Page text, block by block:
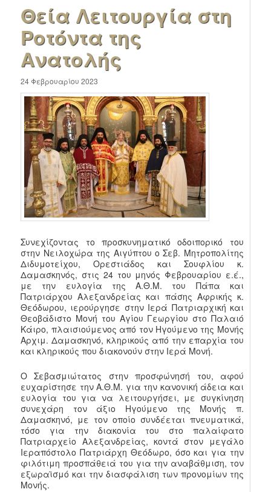
Θεία Λειτουργία στη
Ροτόντα της
Ανατολής
24 Φεβρουαρίου 2023
Συνεχίζοντας το προσκυνηματικό οδοιπορικό του
στην Νειλοχώρα της Αιγύπτου ο Σεβ. Μητροπολίτης
Διδυμοτείχου, Ορεστιάδος και Σουφλίου κ.
Δαμασκηνός, στις 24 του μηνός Φεβρουαρίου ε.έ.,
με την ευλογία της Α.Θ.Μ. του Πάπα και
Πατριάρχου Αλεξανδρείας και πάσης Αφρικής κ.
Θεόδωρου, ιερούργησε στην Ιερά Πατριαρχική και
Θεοβάδιστο Μονή του Αγίου Γεωργίου στο Παλαιό
Κάιρο, πλαισιούμενος από τον Ηγούμενο της Μονής
Αρχιμ. Δαμασκηνό, κληρικούς από την επαρχία του
και κληρικούς που διακονούν στην Ιερά Μονή.
Ο Σεβασμιώτατος στην προσφώνησή του, αφού
ευχαρίστησε την Α.Θ.Μ. για την κανονική άδεια και
ευλογία του για να λειτουργήσει, με συγκίνηση
συνεχάρη τον άξιο Ηγούμενο της Μονής π.
Δαμασκηνό, με τον οποίο συνδέεται πνευματικά,
τόσο για την διακονία του στο παλαίφατο
Πατριαρχείο Αλεξανδρείας, κοντά στον μεγάλο
Ιεραπόστολο Πατριάρχη Θεόδωρο, όσο και για την
φιλότιμη προσπάθειά του για την αναβάθμιση, τον
εξωραϊσμό και την διασφάλιση των προνομίων της
Μονής.